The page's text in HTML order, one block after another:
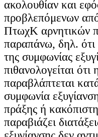
ακολουθίαν και
προβλεπόμενων
ΠτωχΚ αρνητικών
παραπάνω, δηλ. ότι
της συμφωνίας
πιθανολογείται
παραβλάπτεται
συμφωνία
πράξης ή
παραβιάζει